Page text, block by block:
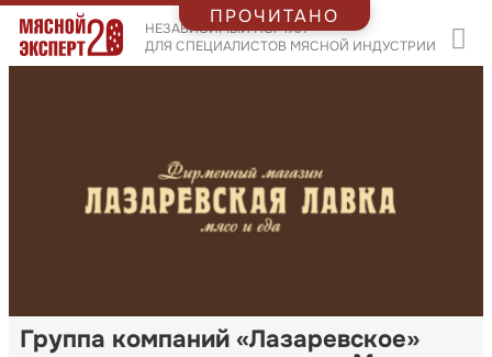
НЕЗАВИСИМЫЙ ПОРТАЛ
ДЛЯ СПЕЦИАЛИСТОВ МЯСНОЙ ИНДУСТРИИ
Группа компаний «Лазаревское»
ПРОЧИТАНО